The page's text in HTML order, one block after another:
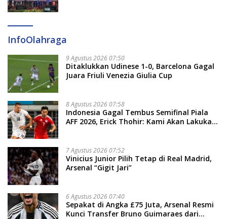
InfoOlahraga
9 Agustus 2026 07:50
Ditaklukkan Udinese 1-0, Barcelona Gagal
Juara Friuli Venezia Giulia Cup
8 Agustus 2026 07:58
Indonesia Gagal Tembus Semifinal Piala
AFF 2026, Erick Thohir: Kami Akan Lakukan
7 Agustus 2026 07:52
Vinicius Junior Pilih Tetap di Real Madrid,
Arsenal “Gigit Jari”
6 Agustus 2026 07:40
Sepakat di Angka £75 Juta, Arsenal Resmi
Kunci Transfer Bruno Guimaraes dari